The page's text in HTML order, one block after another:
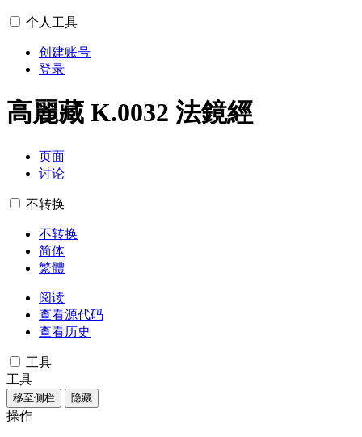
个人工具
创建账号
登录
高麗藏 K.0032 法鏡經
页面
讨论
不转换
不转换
简体
繁體
阅读
查看源代码
查看历史
工具
工具
移至侧栏 隐藏
操作